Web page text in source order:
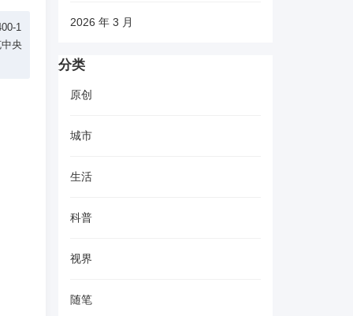
1
央
2026 年 3 月
分类
原创
城市
生活
科普
视界
随笔